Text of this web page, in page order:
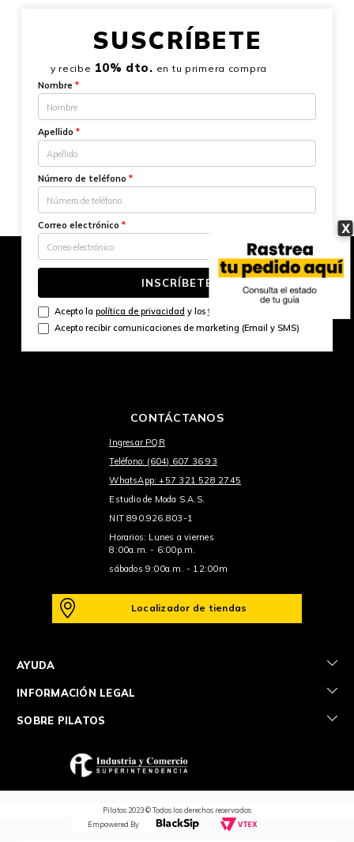
X
SUSCRÍBETE
y recibe 10% dto. en tu primera compra
Nombre *
Apellido *
Número de teléfono *
Correo electrónico *
INSCRÍBETE
Acepto la política de privacidad y lostérminos y condiciones
Acepto recibir comunicaciones de marketing (Email y SMS)
CONTÁCTANOS
Ingresar PQR
Teléfono: (604) 607 36 93
WhatsApp: +57 321 528 2745
Estudio de Moda S.A.S.
NIT 890.926.803-1
Horarios: Lunes a viernes
8:00a.m. - 6:00p.m.
sábados 9:00a.m. - 12:00m
Localizador de tiendas
AYUDA +
INFORMACIÓN LEGAL +
SOBRE PILATOS +
Pilatos 2023 © Todos los derechos reservados
Empowered By